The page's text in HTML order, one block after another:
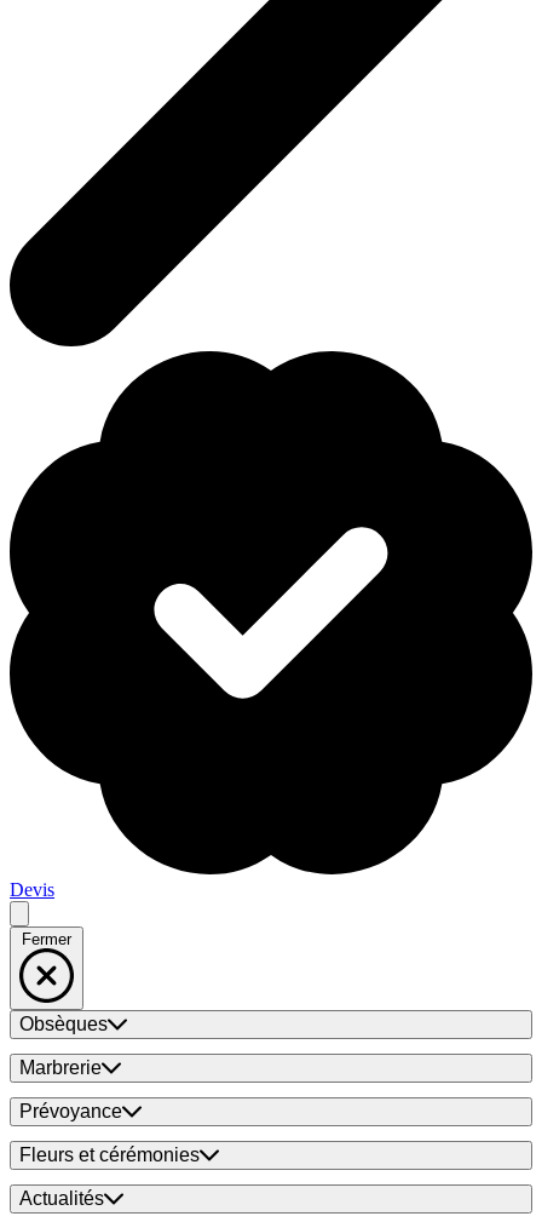
Devis
Fermer
Obsèques
Marbrerie
Prévoyance
Fleurs et cérémonies
Actualités